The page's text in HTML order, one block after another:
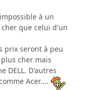
à un
que celui d'un
prix seront à peu
cher mais
DELL. D'autres
Acer....